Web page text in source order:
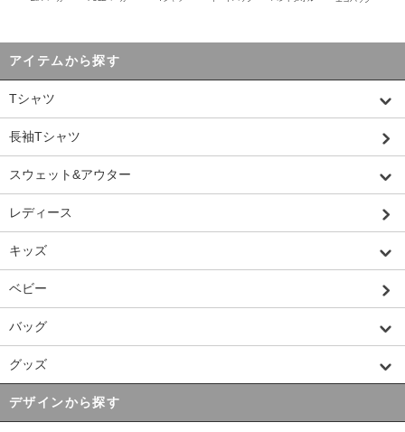
アイテムから探す
Tシャツ
長袖Tシャツ
スウェット&アウター
レディース
キッズ
ベビー
バッグ
グッズ
デザインから探す